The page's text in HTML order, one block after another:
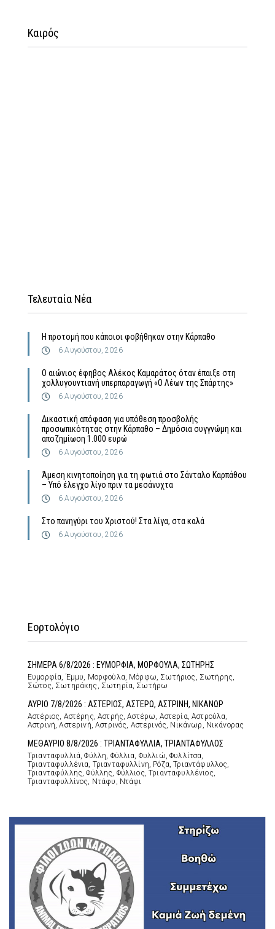
Καιρός
Τελευταία Νέα
Η προτομή που κάποιοι φοβήθηκαν στην Κάρπαθο
6 Αυγούστου, 2026
Ο αιώνιος έφηβος Αλέκος Καμαράτος όταν έπαιξε στη
χολλυγουντιανή υπερπαραγωγή «Ο Λέων της Σπάρτης»
6 Αυγούστου, 2026
Δικαστική απόφαση για υπόθεση προσβολής
προσωπικότητας στην Κάρπαθο – Δημόσια συγγνώμη και
αποζημίωση 1.000 ευρώ
6 Αυγούστου, 2026
Άμεση κινητοποίηση για τη φωτιά στο Σάνταλο Καρπάθου
– Υπό έλεγχο λίγο πριν τα μεσάνυχτα
6 Αυγούστου, 2026
Στο πανηγύρι του Χριστού! Στα λίγα, στα καλά
6 Αυγούστου, 2026
Εορτολόγιο
ΣΗΜΕΡΑ 6/8/2026 : ΕΥΜΟΡΦΙΑ, ΜΟΡΦΟΥΛΑ, ΣΩΤΗΡΗΣ
Ευμορφία, Έμμυ, Μορφούλα, Μόρφω, Σωτήριος, Σωτήρης,
Σώτος, Σωτηράκης, Σωτηρία, Σωτήρω
ΑΥΡΙΟ 7/8/2026 : ΑΣΤΕΡΙΟΣ, ΑΣΤΕΡΩ, ΑΣΤΡΙΝΗ, ΝΙΚΑΝΩΡ
Αστέριος, Αστέρης, Αστρής, Αστέρω, Αστερία, Αστρούλα,
Αστρινή, Αστερινή, Αστρινός, Αστερινός, Νικάνωρ, Νικάνορας
ΜΕΘΑΥΡΙΟ 8/8/2026 : ΤΡΙΑΝΤΑΦΥΛΛΙΑ, ΤΡΙΑΝΤΑΦΥΛΛΟΣ
Τριανταφυλλιά, Φύλλη, Φύλλια, Φυλλιώ, Φυλλίτσα,
Τριανταφυλλένια, Τριανταφυλλίνη, Ρόζα, Τριαντάφυλλος,
Τριανταφύλλης, Φύλλης, Φύλλιος, Τριανταφυλλένιος,
Τριανταφυλλίνος, Ντάφυ, Ντάφι